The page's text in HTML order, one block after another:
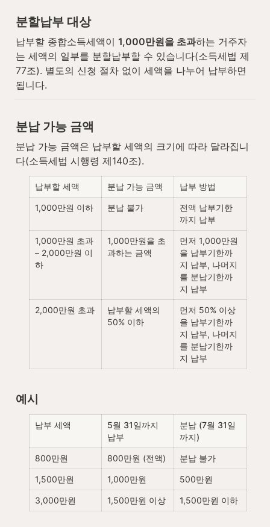
분할납부 대상
납부할 종합소득세액이 1,000만원을 초과하는 거주자
는 세액의 일부를 분할납부할 수 있습니다(소득세법 제
77조). 별도의 신청 절차 없이 세액을 나누어 납부하면
됩니다.
분납 가능 금액
분납 가능 금액은 납부할 세액의 크기에 따라 달라집니
다(소득세법 시행령 제140조).
납부할 세액 분납 가능 금액 납부 방법
1,000만원 이하 분납 불가
전액 납부기한
까지 납부
1,000만원 초과
– 2,000만원 이
하
1,000만원을 초
과하는 금액
먼저 1,000만원
을 납부기한까
지 납부, 나머지
를 분납기한까
지 납부
2,000만원 초과
납부할 세액의
50% 이하
먼저 50% 이상
을 납부기한까
지 납부, 나머지
를 분납기한까
지 납부
예시
납부 세액
5월 31일까지
납부
분납 (7월 31일
까지)
800만원 800만원 (전액) 분납 불가
1,500만원 1,000만원 500만원
3,000만원 1,500만원 이상 1,500만원 이하